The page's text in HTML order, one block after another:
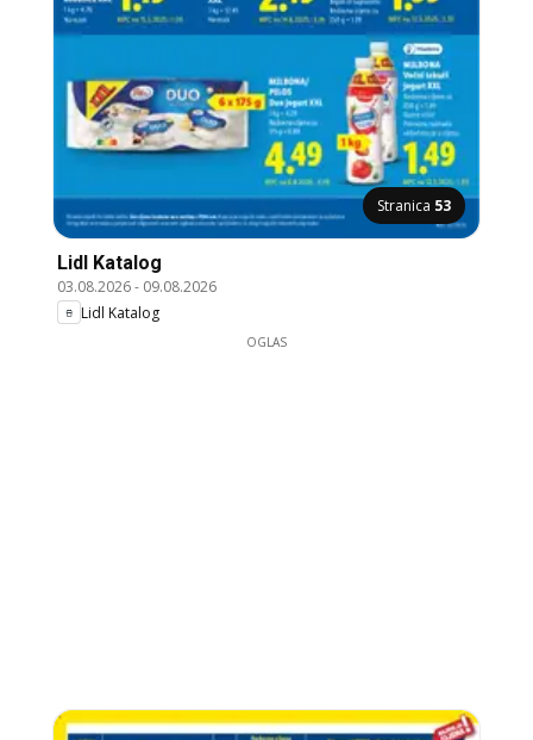
Stranica 53
Lidl Katalog
03.08.2026- 09.08.2026
Lidl Katalog
OGLAS